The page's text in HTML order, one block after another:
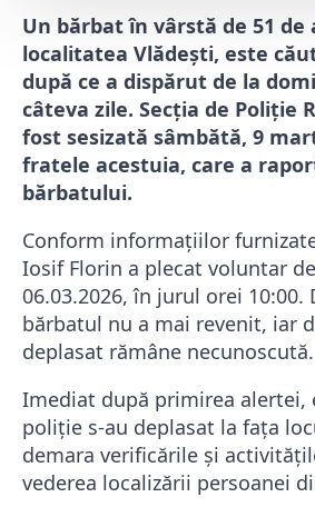
Un bărbat în vârstă de 51 de
localitatea Vlădești, este
după ce a dispărut de la
câteva zile. Secția de Poliție
fost sesizată sâmbătă, 9
fratele acestuia, care a
bărbatului.
Conform informațiilor
Iosif Florin a plecat voluntar
06.03.2026, în jurul orei 10:00.
bărbatul nu a mai revenit, iar
deplasat rămâne necunoscută.
Imediat după primirea alertei,
poliție s-au deplasat la fața
demara verificările și
vederea localizării persoanei